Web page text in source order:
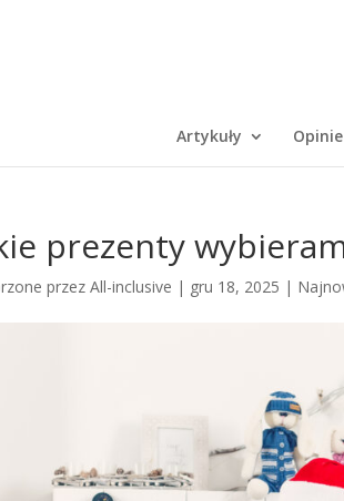
Artykuły
prezenty
przezAll-inclusive | gru 18, 2025 |